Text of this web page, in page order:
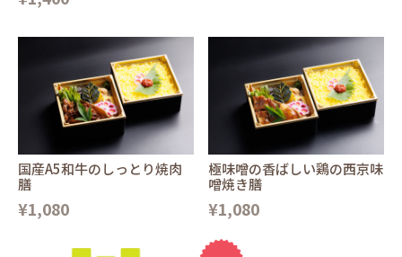
国産A5和牛のしっとり焼肉
膳
¥1,080
極味噌の香ばしい鶏の西京味
噌焼き膳
¥1,080